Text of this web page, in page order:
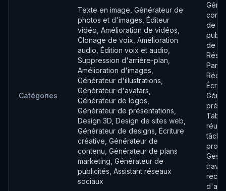
Catégories
Texte en image, Générateur de
photos et d'images, Éditeur
vidéo, Amélioration de vidéos,
Clonage de voix, Amélioration
audio, Édition voix et audio,
Suppression d'arrière-plan,
Amélioration d'images,
Générateur d'illustrations,
Générateur d'avatars,
Générateur de logos,
Générateur de présentations,
Design 3D, Design de sites web,
Générateur de designs, Écriture
créative, Générateur de
contenu, Générateur de plans
marketing, Générateur de
publicités, Assistant réseaux
sociaux
de
de